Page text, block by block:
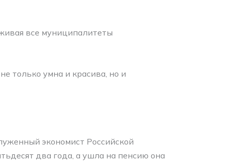
все муниципалитеты
только умна и красива, но и
экономист Российской
два года, а ушла на пенсию она